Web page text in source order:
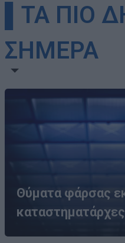
▌ΤΑ ΠΙΟ
ΣΗΜΕΡΑ
Θύματα φάρσας